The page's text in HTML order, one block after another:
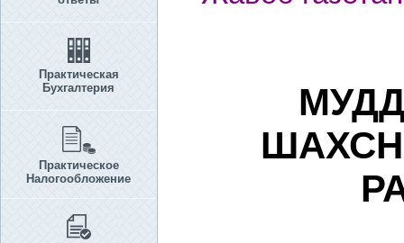
Практическая
Бухгалтерия
Практическое
Налогообложение